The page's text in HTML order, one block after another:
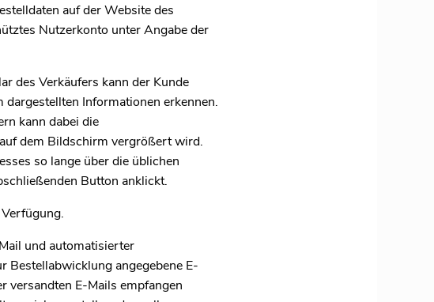
auf der Website des
Nutzerkonto unter Angabe der
des Verkäufers kann der Kunde
Informationen erkennen.
kann dabei die
dem Bildschirm vergrößert wird.
so lange über die üblichen
Button anklickt.
und automatisierter
Bestellabwicklung angegebene E-
versandten E-Mails empfangen